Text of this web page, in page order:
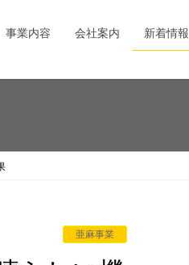
事業内容 会社案内 新着情報
亜麻事業